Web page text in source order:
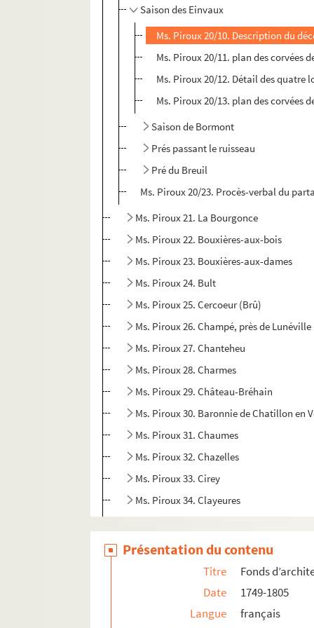
Saison des Einvaux
Ms. Piroux 20/10. Description du
Ms. Piroux 20/11. plan des corvées
Ms. Piroux 20/12. Détail des quatre
Ms. Piroux 20/13. plan des corvées
Saison de Bormont
Prés passant le ruisseau
Pré du Breuil
Ms. Piroux 20/23. Procès-verbal du
Ms. Piroux 21. La Bourgonce
Ms. Piroux 22. Bouxières-aux-bois
Ms. Piroux 23. Bouxières-aux-dames
Ms. Piroux 24. Bult
Ms. Piroux 25. Cercoeur (Brû)
Ms. Piroux 26. Champé, près de
Ms. Piroux 27. Chanteheu
Ms. Piroux 28. Charmes
Ms. Piroux 29. Château-Bréhain
Ms. Piroux 30. Baronnie de Chatillon en
Ms. Piroux 31. Chaumes
Ms. Piroux 32. Chazelles
Ms. Piroux 33. Cirey
Ms. Piroux 34. Clayeures
Ms. Piroux 36. Coincourt
Ms. Piroux 37. Crévic
Ms. Piroux 38. Croismare
Ms. Piroux 39. Deneuvre
Présentation du contenu
Titre
Fonds
Date
1749-1805
Langue
français